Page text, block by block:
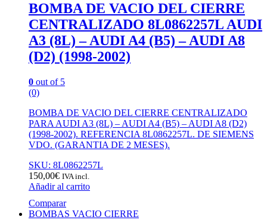
BOMBA DE VACIO DEL CIERRE
CENTRALIZADO 8L0862257L AUDI
A3 (8L) – AUDI A4 (B5) – AUDI A8
(D2) (1998-2002)
0 out of 5
(0)
BOMBA DE VACIO DEL CIERRE CENTRALIZADO
PARA AUDI A3 (8L) – AUDI A4 (B5) – AUDI A8 (D2)
(1998-2002). REFERENCIA 8L0862257L. DE SIEMENS
VDO. (GARANTIA DE 2 MESES).
SKU: 8L0862257L
150,00€ IVA incl.
Añadir al carrito
Comparar
BOMBAS VACIO CIERRE